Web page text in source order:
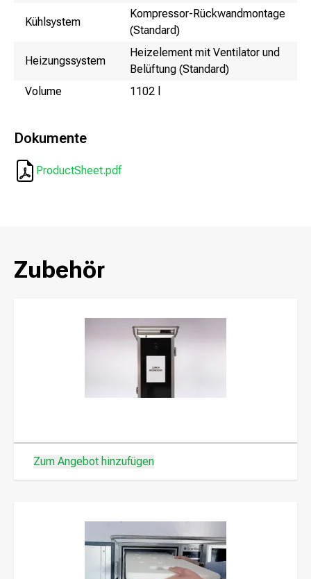
Kühlsystem
Kompressor-Rückwandmontage
(Standard)
Heizungssystem
Heizelement mit Ventilator und
Belüftung (Standard)
Volume
1102 l
Dokumente
ProductSheet.pdf
Zubehör
Zum Angebot hinzufügen